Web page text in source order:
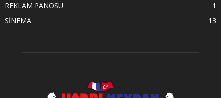
REKLAM PANOSU
1
SİNEMA
13